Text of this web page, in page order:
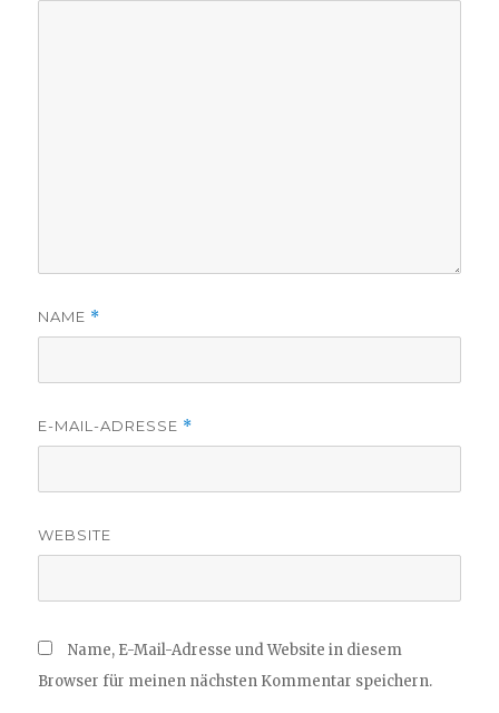
NAME *
E-MAIL-ADRESSE *
WEBSITE
Name, E-Mail-Adresse und Website in diesem
Browser für meinen nächsten Kommentar speichern.